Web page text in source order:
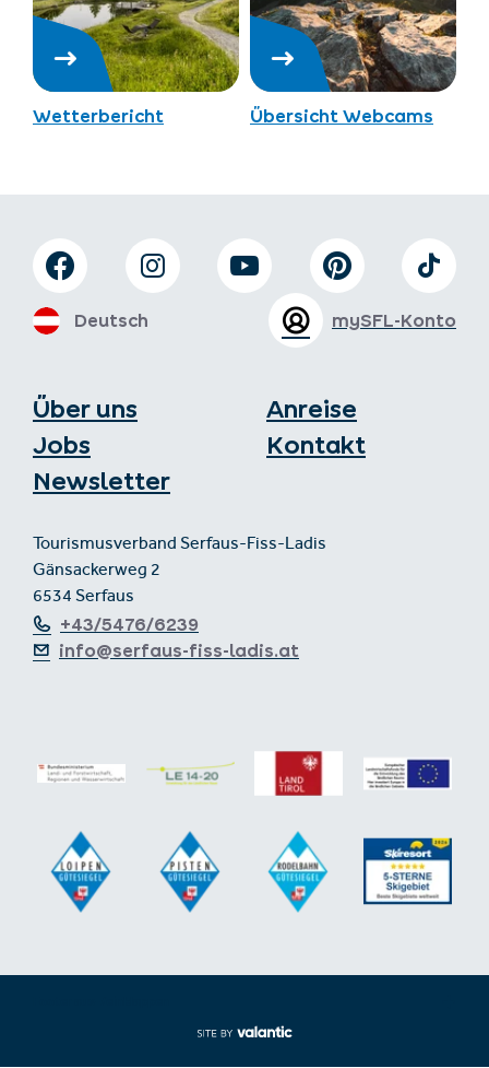
Wetterbericht Übersicht Webcams
Über uns
Jobs
Newsletter
Anreise
Kontakt
Tourismusverband Serfaus-Fiss-Ladis
Gänsackerweg 2
6534 Serfaus
+43/5476/6239
info@serfaus-fiss-ladis.at
mySFL-Konto
Deutsch